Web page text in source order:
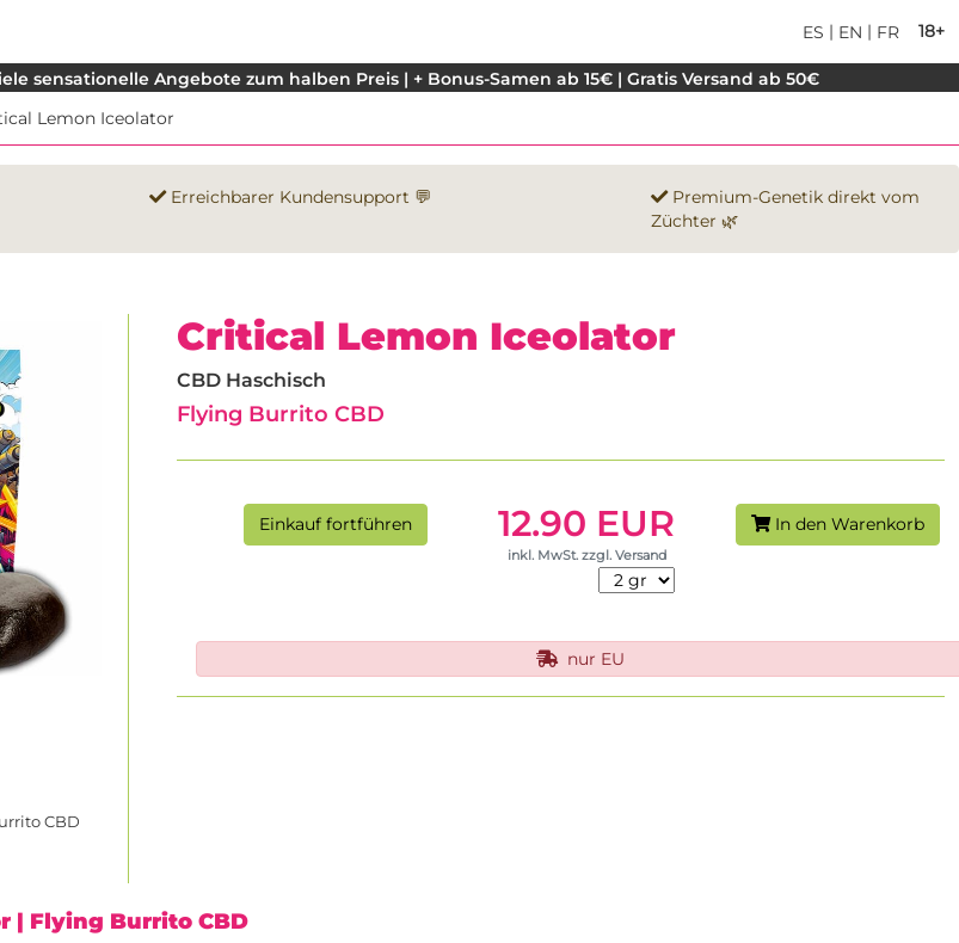
18+
ES | EN | FR
sensationelle Angebote zum halben Preis | + Bonus-Samen ab 15€ | Gratis Versand ab 50€
Lemon Iceolator
Erreichbarer Kundensupport 💬
Premium-Genetik direkt vom
Züchter 🌿
CBD
Critical Lemon Iceolator
CBD Haschisch
Flying Burrito CBD
Einkauf fortführen 12.90 EUR
inkl. MwSt. zzgl. Versand
In den Warenkorb
nur EU
| Flying Burrito CBD